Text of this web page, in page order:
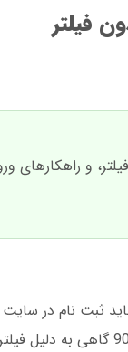
نکات ثبت نام در سایت سان ست 90، دسترسی به
دهید. این پلتفرم بازی انفجار، فوتبال، و تنیس را